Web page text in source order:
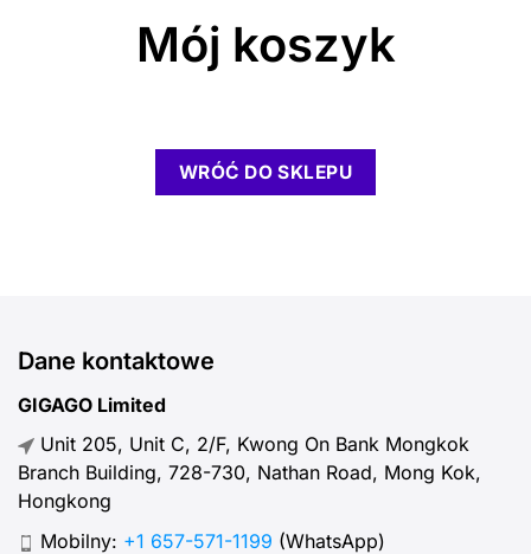
Mój koszyk
WRÓĆ DO SKLEPU
Dane kontaktowe
GIGAGO Limited
Unit 205, Unit C, 2/F, Kwong On Bank Mongkok
Branch Building, 728-730, Nathan Road, Mong Kok,
Hongkong
Mobilny: +1 657-571-1199 (WhatsApp)